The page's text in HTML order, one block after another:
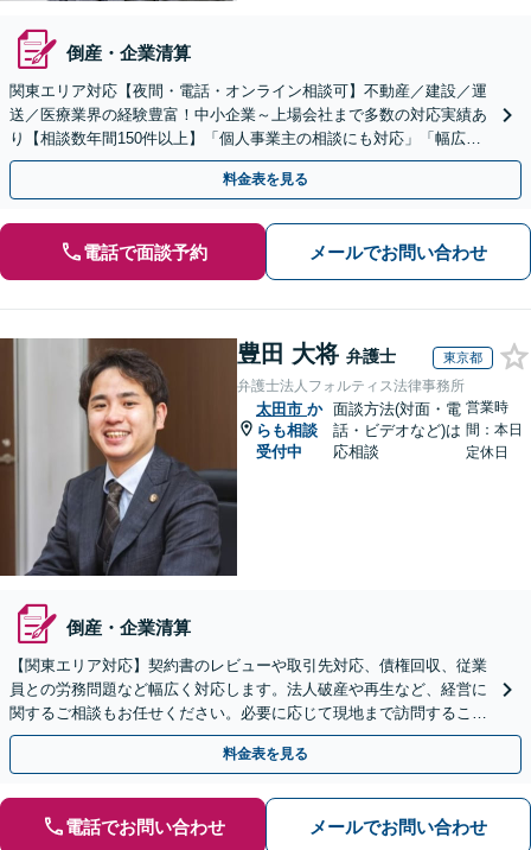
倒産・企業清算
関東エリア対応【夜間・電話・オンライン相談可】不動産／建設／運
送／医療業界の経験豊富！中小企業～上場会社まで多数の対応実績あ
り【相談数年間150件以上】「個人事業主の相談にも対応」「幅広い
顧問プランをご用意／従業員・ご家族様の無料相談あり」
料金表を見る
電話で面談予約 メールでお問い合わせ
豊田 大将 弁護士 東京都
弁護士法人フォルティス法律事務所
太田市 か
らも相談
受付中
面談方法(対面・電
話・ビデオなど)は
応相談
営業時
間：本日
定休日
倒産・企業清算
【関東エリア対応】契約書のレビューや取引先対応、債権回収、従業
員との労務問題など幅広く対応します。法人破産や再生など、経営に
関するご相談もお任せください。必要に応じて現地まで訪問すること
も可能
料金表を見る
電話でお問い合わせ メールでお問い合わせ